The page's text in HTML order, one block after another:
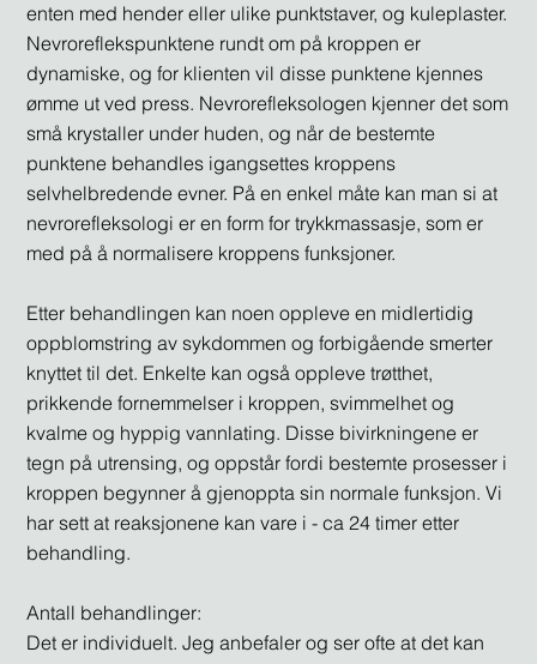
enten med hender eller ulike punktstaver, og kuleplaster.
Nevroreflekspunktene rundt om på kroppen er
dynamiske, og for klienten vil disse punktene kjennes
ømme ut ved press. Nevrorefleksologen kjenner det som
små krystaller under huden, og når de bestemte
punktene behandles igangsettes kroppens
selvhelbredende evner. På en enkel måte kan man si at
nevrorefleksologi er en form for trykkmassasje, som er
med på å normalisere kroppens funksjoner.
Etter behandlingen kan noen oppleve en midlertidig
oppblomstring av sykdommen og forbigående smerter
knyttet til det. Enkelte kan også oppleve trøtthet,
prikkende fornemmelser i kroppen, svimmelhet og
kvalme og hyppig vannlating. Disse bivirkningene er
tegn på utrensing, og oppstår fordi bestemte prosesser i
kroppen begynner å gjenoppta sin normale funksjon. Vi
har sett at reaksjonene kan vare i - ca 24 timer etter
behandling.
Antall behandlinger:
Det er individuelt. Jeg anbefaler og ser ofte at det kan